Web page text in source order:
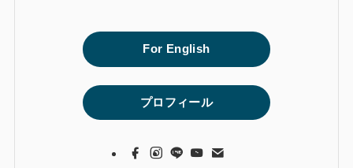
For English
プロフィール